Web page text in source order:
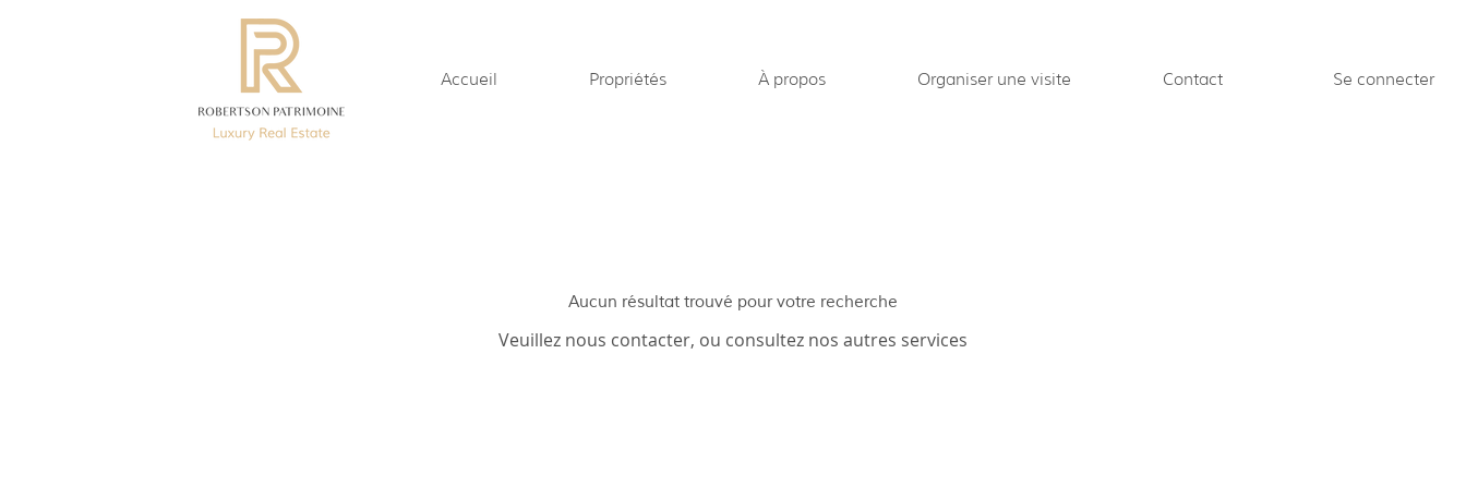
Accueil Propriétés À propos Organiser une visite Contact Se connecter
Aucun résultat trouvé pour votre recherche
Veuillez nous contacter, ou consultez nos autres services